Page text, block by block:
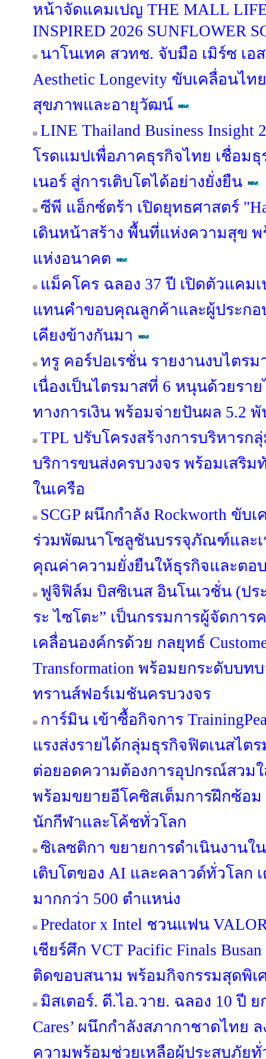
หน้าจัดแคมเปญ THE MALL
INSPIRED 2026 SUNFLOWER
นาโนเทค สวทช. จับมือ เมิร์ซ เอ
Aesthetic Longevity ขับเคลื่อนไ
สุขภาพและอายุวัฒน์
LINE Thailand Business Insight
โรดแมปเพื่อภาคธุรกิจไทย เชื่อม
เนอร์ สู่การเติบโตได้อย่างยั่งยืน
ซีพี แอ็กซ์ตร้า เปิดยุทธศาสตร์
เดินหน้าสร้าง พื้นที่แห่งความสุข
แห่งอนาคต
แม็คโคร ฉลอง 37 ปี เปิดตัวแคม
แทนคำขอบคุณลูกค้าและผู้ประกอ
เคียงข้างกันมา
ทรู คอร์ปอเรชั่น รายงานงบไตรม
เนื่องเป็นไตรมาสที่ 6 หนุนด้วยรา
ทางการเงิน พร้อมจ่ายปันผล 5.2
TPL ปรับโครงสร้างการบริหาร
บริการขนส่งครบวงจร พร้อมเสริม
ในเครือ
SCGP ผนึกกำลัง Rockworth ขับ
ร่วมพัฒนาโซลูชันบรรจุภัณฑ์และเ
คุณค่าความยั่งยืนให้ธุรกิจและตอ
ฟูจิฟิล์ม บิสซิเนส อินโนเวชั่น (ปร
ระ ไซโตะ” เป็นกรรมการผู้จัดกา
เคลื่อนองค์กรด้วย กลยุทธ์
Transformation พร้อมยกระดับบ
ทรานส์ฟอร์เมชันครบวงจร
การ์มิน เข้าซื้อกิจการ
แรงส่งรายได้กลุ่มธุรกิจฟิตเนสไตร
ต่อยอดความต้องการอุปกรณ์สวม
พร้อมขยายอีโคซิสเต็มการฝึกซ้อ
นักกีฬาและโค้ชทั่วโลก
ซิเลซติกา ขยายการดำเนินงานใ
เติบโตของ AI และคลาวด์ทั่วโลก
มากกว่า 500 ตำแหน่ง
Predator x Intel ชวนแฟน
เชียร์ศึก VCT Pacific Finals
ติดขอบสนาม พร้อมกิจกรรมสุดพิเ
มิสเตอร์. ดี.ไอ.วาย. ฉลอง 10 ปี ย
Cares’ ผนึกกำลังสภากาชาดไทย
ความพร้อมช่วยเหลือผู้ประสบภัยทั่